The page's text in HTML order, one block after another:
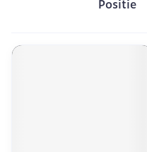
Sorteer op: